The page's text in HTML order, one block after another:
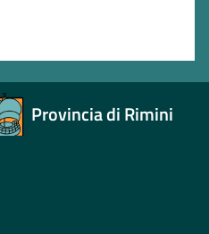
Provincia di Rimini